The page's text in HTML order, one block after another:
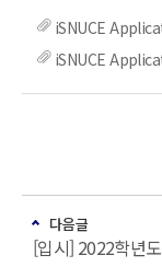
iSNUCE
iSNUCE
다음글